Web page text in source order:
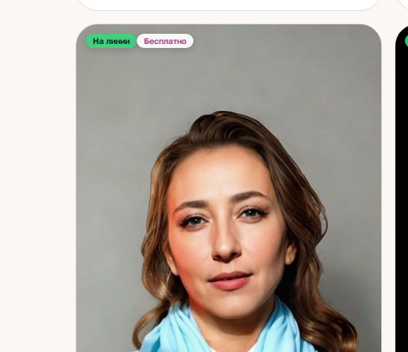
бабушка видела людей насквозь — и рассмотрела во
мне силу. Дар проявился без внутреннего
работает именно для вас, — и то, что идёт против
природы. Карты добавляют динамику: что происходит
сейчас, куда движется ситуация, где точка выбора. Ко
мне приходят с вопросами об отношениях, о работе и
деньгах, о себе — когда что-то не сходится и
непонятно почему. Иногда один разговор
переворачивает понимание собственных решений на
годы. Счастье — это когда живёшь в согласии с собой.
Не с ожиданиями других, не с тем, «как правильно» — а
с тем, кто вы есть. Помогаю это найти. Если хотите
понять себя точнее — приходите. Начнём с цифр.
На линии Бесплатно